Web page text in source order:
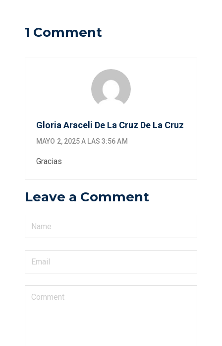
1 Comment
Gloria Araceli De La Cruz De La Cruz
MAYO 2, 2025 A LAS 3:56 AM
Gracias
Leave a Comment